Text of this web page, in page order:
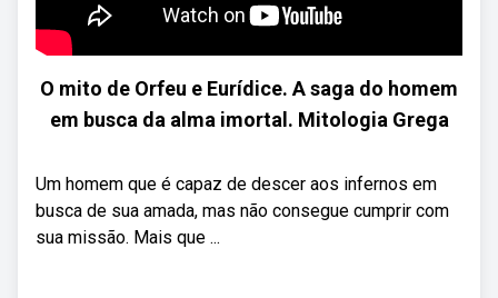
O mito de Orfeu e Eurídice. A saga do homem
em busca da alma imortal. Mitologia Grega
Um homem que é capaz de descer aos infernos em
busca de sua amada, mas não consegue cumprir com
sua missão. Mais que ...